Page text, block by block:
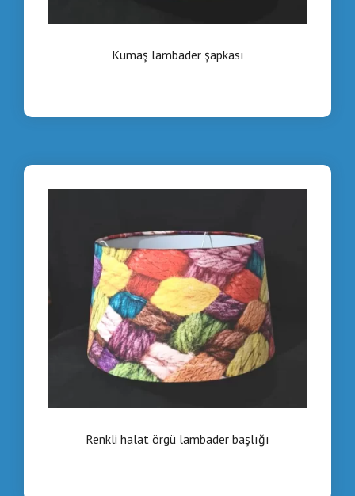
Kumaş lambader şapkası
Renkli halat örgü lambader başlığı